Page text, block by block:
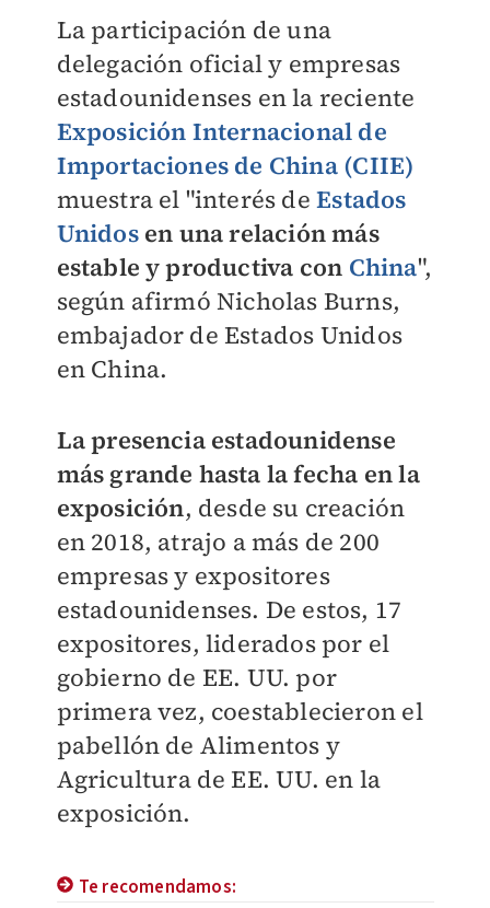
La participación de una
delegación oficial y empresas
estadounidenses en la reciente
Exposición Internacional de
Importaciones de China (CIIE)
muestra el "interés deEstados
Unidos en una relación más
estable y productiva con China",
según afirmó Nicholas Burns,
embajador de Estados Unidos
en China.
La presencia estadounidense
más grande hasta la fecha en la
exposición, desde su creación
en 2018, atrajo a más de 200
empresas y expositores
estadounidenses. De estos, 17
expositores, liderados por el
gobierno de EE. UU. por
primera vez, coestablecieron el
pabellón de Alimentos y
Agricultura de EE. UU. en la
exposición.
Te recomendamos: